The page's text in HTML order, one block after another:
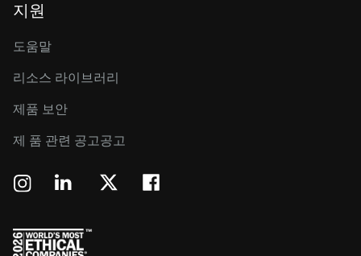
지원
도움말
리소스 라이브러리
제품 보안
제 품 관련 공고공고